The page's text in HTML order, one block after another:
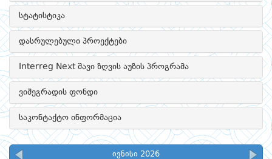
სტატისტიკა
დასრულებული პროექტები
Interreg Next შავი ზღვის აუზის პროგრამა
ვიშეგრადის ფონდი
საკონტაქტო ინფორმაცია
ივნისი 2026